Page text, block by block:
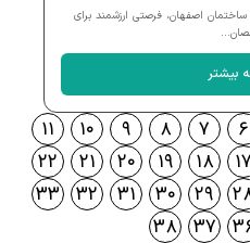
اصفهان، فرصتی ارزشمند برای
بیشتر
۶ ۷ ۸ ۹ ۱۰
۱۱
۱۷ ۱۸ ۱۹ ۲۰ ۲۱
۲۲
۲۹ ۳۰ ۳۱ ۳۲ ۳۳
۳۷ ۳۸